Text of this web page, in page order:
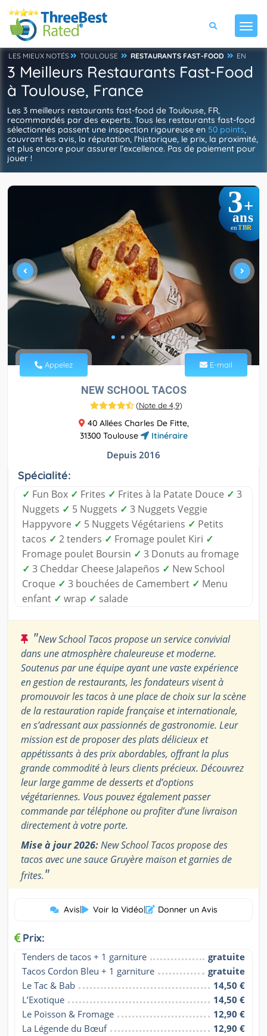
LES MIEUX NOTÉS TOULOUSE RESTAURANTS FAST-FOOD EN
3 Meilleurs Restaurants Fast-Food
à Toulouse, France
Les 3 meilleurs restaurants fast-food de Toulouse, FR,
recommandés par des experts. Tous les restaurants fast-food
sélectionnés passent une inspection rigoureuse en 50 points,
couvrant les avis, la réputation, l'historique, le prix, la proximité,
et plus encore pour assurer l’excellence. Pas de paiement pour
jouer !
3+
ans
en TBR
Appelez E-mail
NEW SCHOOL TACOS
(Note de 4,9)
40 Allées Charles De Fitte,
31300 Toulouse
Itinéraire
Depuis 2016
Spécialité:
✓ Fun Box ✓ Frites ✓ Frites à la Patate Douce ✓ 3
Nuggets ✓ 5 Nuggets ✓ 3 Nuggets Veggie
Happyvore ✓ 5 Nuggets Végétariens ✓ Petits
tacos ✓ 2 tenders ✓ Fromage poulet Kiri ✓
Fromage poulet Boursin ✓ 3 Donuts au fromage
✓ 3 Cheddar Cheese Jalapeños ✓ New School
Croque ✓ 3 bouchées de Camembert ✓ Menu
enfant ✓ wrap ✓ salade
"New School Tacos propose un service convivial
dans une atmosphère chaleureuse et moderne.
Soutenus par une équipe ayant une vaste expérience
en gestion de restaurants, les fondateurs visent à
promouvoir les tacos à une place de choix sur la scène
de la restauration rapide française et internationale,
en s’adressant aux passionnés de gastronomie. Leur
mission est de proposer des plats délicieux et
appétissants à des prix abordables, offrant la plus
grande commodité à leurs clients précieux. Découvrez
leur large gamme de desserts et d’options
végétariennes. Vous pouvez également passer
commande par téléphone ou profiter d’une livraison
directement à votre porte.
Mise à jour 2026:New School Tacos propose des
tacos avec une sauce Gruyère maison et garnies de
frites."
Avis| Voir la Vidéo| Donner un Avis
Prix:
Tenders de tacos + 1 garniture
gratuite
Tacos Cordon Bleu + 1 garniture
gratuite
Le Tac & Bab
14,50 €
L’Exotique
14,50 €
Le Poisson & Fromage
12,90 €
La Légende du Bœuf
12,90 €